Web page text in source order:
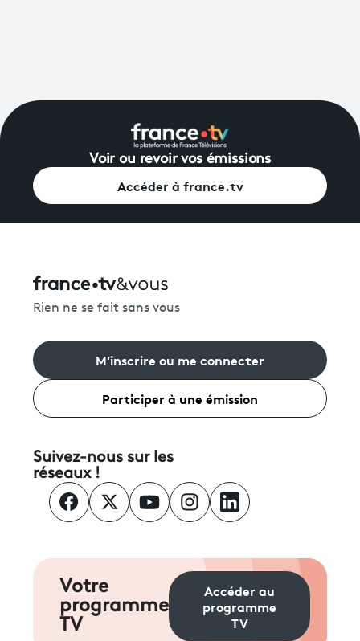
Voir ou revoir vos émissions
Accéder à france.tv
Rien ne se fait sans vous
M'inscrire ou me connecter
Participer à une émission
Suivez-nous sur les
réseaux !
Votre
programme
TV
Accéder au
programme
TV